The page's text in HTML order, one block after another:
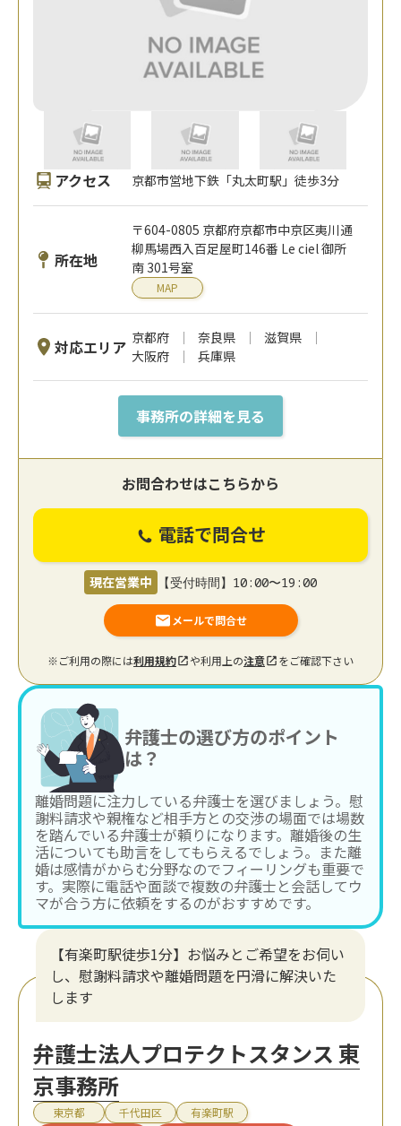
アクセス 京都市営地下鉄「丸太町駅」徒歩3分
所在地
〒604-0805 京都府京都市中京区夷川通
柳馬場西入百足屋町146番 Le ciel 御所
南 301号室
MAP
対応エリア 京都府 奈良県
滋賀県
大阪府
兵庫県
事務所の詳細を見る
お問合わせはこちらから
電話で問合せ
現在営業中 【受付時間】10:00〜19:00
メールで問合せ
※ご利用の際には利用規約 や利用上の注意 をご確認下さい
弁護士の選び方のポイント
は？
離婚問題に注力している弁護士を選びましょう。慰
謝料請求や親権など相手方との交渉の場面では場数
を踏んでいる弁護士が頼りになります。離婚後の生
活についても助言をしてもらえるでしょう。また離
婚は感情がからむ分野なのでフィーリングも重要で
す。実際に電話や面談で複数の弁護士と会話してウ
マが合う方に依頼をするのがおすすめです。
【有楽町駅徒歩1分】お悩みとご希望をお伺い
し、慰謝料請求や離婚問題を円滑に解決いた
します
弁護士法人プロテクトスタンス 東
京事務所
東京都 千代田区 有楽町駅